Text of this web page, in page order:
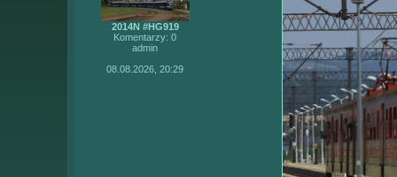
2014N #HG919
Komentarzy: 0
admin
08.08.2026, 20:29